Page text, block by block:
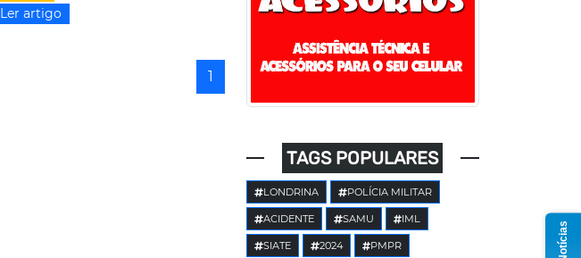
Ler artigo
1
TAGS POPULARES
LONDRINA POLÍCIA MILITAR
ACIDENTE SAMU IML
SIATE 2024 PMPR